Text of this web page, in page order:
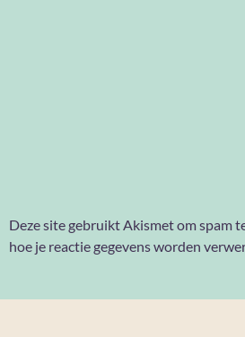
Deze site gebruikt Akismet om spam
hoe je reactie gegevens worden